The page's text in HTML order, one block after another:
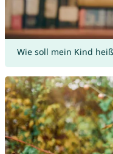
Wie soll mein Kind